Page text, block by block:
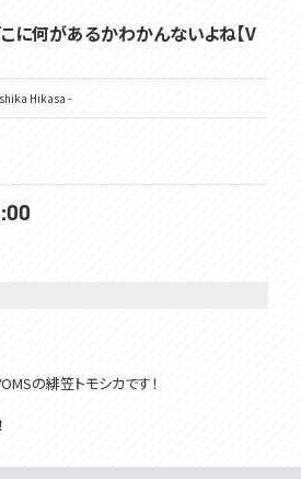
こに何があるかわかんないよね【V
Hikasa -
の緋笠トモシカです！